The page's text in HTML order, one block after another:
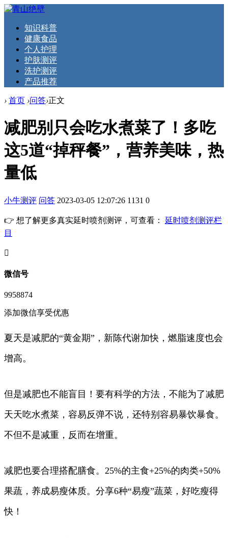
知识科普
健康食品
个人护理
护肤测评
洗护测评
产品推荐
› 首页 ›问答›正文
减肥别只会吃水煮菜了！多吃
这5道“掉秤餐”，营养美味，热
量低
小牛测评 问答 2023-03-05 12:07:26 1131 0
👉 想了解更多真实延时喷剂测评，可查看： 延时喷剂测评栏
目
󦘖
微信号
9958874
添加微信享受优惠
夏天是减肥的“黄金期”，新陈代谢加快，燃脂速度也会
增高。
但是减肥也不能盲目！要有科学的方法，不能为了减肥
天天吃水煮菜，容易反弹不说，还特别容易暴饮暴食。
不但不是减重，反而在增重。
减肥也要合理搭配膳食。25%的主食+25%的肉类+50%
果蔬，养成易瘦体质。分享6种“易瘦”蔬菜，好吃瘦得
快！